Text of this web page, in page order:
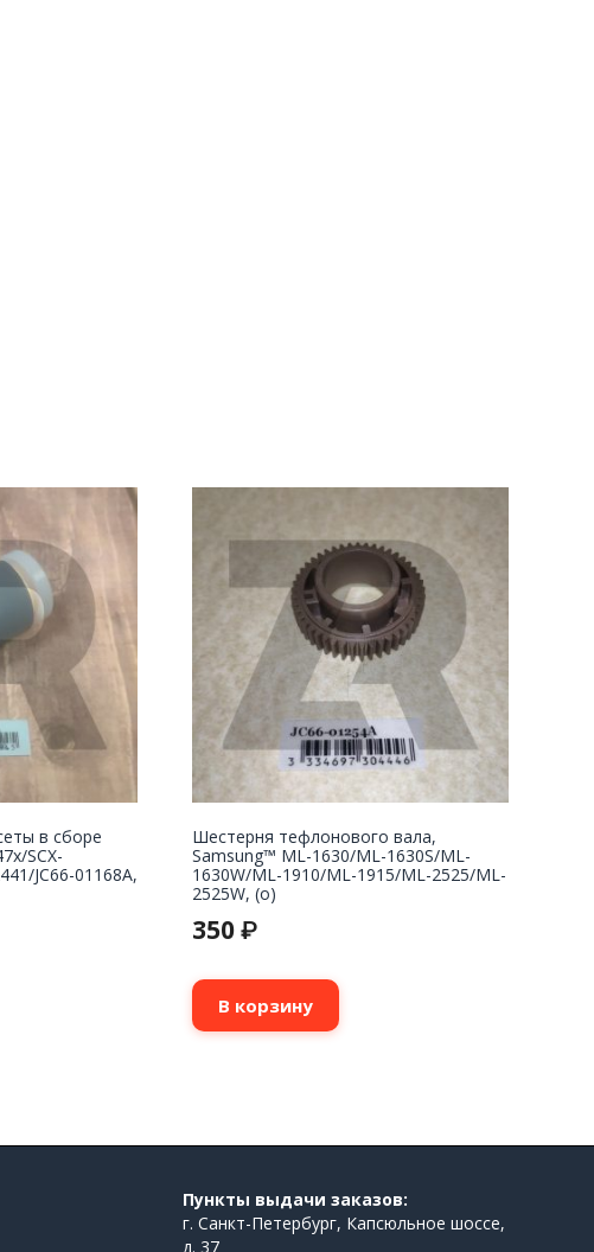
в сборе
SCX-
JC66-01168A,
Шестерня тефлонового вала,
Samsung™ ML-1630/ML-1630S/ML-
1630W/ML-1910/ML-1915/ML-2525/ML-
2525W, (о)
350₽
В корзину
Пункты выдачи заказов:
г. Санкт-Петербург, Капсюльное шоссе,
д. 37